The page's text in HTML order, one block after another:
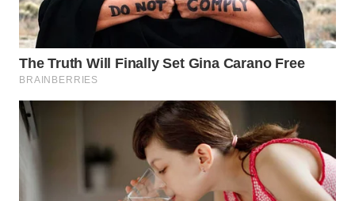
KARAWANG
WN
BEKASI
BOGOR